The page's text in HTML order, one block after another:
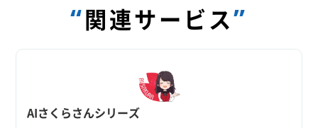
“関連サービス”
AIさくらさんシリーズ